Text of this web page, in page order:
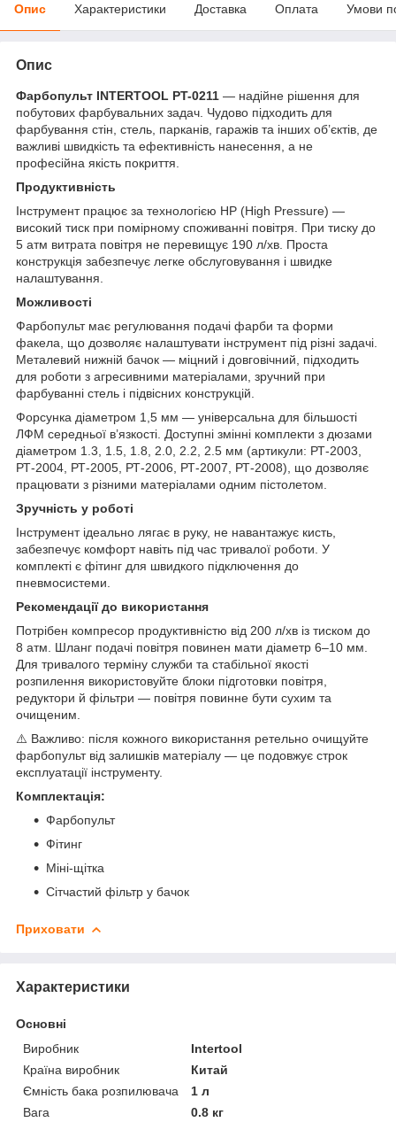
Опис Характеристики Доставка Оплата Умови
Опис
Фарбопульт INTERTOOL PT-0211 — надійне рішення для
побутових фарбувальних задач. Чудово підходить для
фарбування стін, стель, парканів, гаражів та інших об’єктів, де
важливі швидкість та ефективність нанесення, а не
професійна якість покриття.
Продуктивність
Інструмент працює за технологією HP (High Pressure) —
високий тиск при помірному споживанні повітря. При тиску до
5 атм витрата повітря не перевищує 190 л/хв. Проста
конструкція забезпечує легке обслуговування і швидке
налаштування.
Можливості
Фарбопульт має регулювання подачі фарби та форми
факела, що дозволяє налаштувати інструмент під різні задачі.
Металевий нижній бачок — міцний і довговічний, підходить
для роботи з агресивними матеріалами, зручний при
фарбуванні стель і підвісних конструкцій.
Форсунка діаметром 1,5 мм — універсальна для більшості
ЛФМ середньої в’язкості. Доступні змінні комплекти з дюзами
діаметром 1.3, 1.5, 1.8, 2.0, 2.2, 2.5 мм (артикули: РТ-2003,
РТ-2004, РТ-2005, РТ-2006, РТ-2007, РТ-2008), що дозволяє
працювати з різними матеріалами одним пістолетом.
Зручність у роботі
Інструмент ідеально лягає в руку, не навантажує кисть,
забезпечує комфорт навіть під час тривалої роботи. У
комплекті є фітинг для швидкого підключення до
пневмосистеми.
Рекомендації до використання
Потрібен компресор продуктивністю від 200 л/хв із тиском до
8 атм. Шланг подачі повітря повинен мати діаметр 6–10 мм.
Для тривалого терміну служби та стабільної якості
розпилення використовуйте блоки підготовки повітря,
редуктори й фільтри — повітря повинне бути сухим та
очищеним.
⚠️ Важливо: після кожного використання ретельно очищуйте
фарбопульт від залишків матеріалу — це подовжує строк
експлуатації інструменту.
Комплектація:
Фарбопульт
Фітинг
Міні-щітка
Сітчастий фільтр у бачок
Приховати
Характеристики
Основні
Виробник
Intertool
Країна виробник
Китай
Ємність бака розпилювача
1 л
Вага
0.8 кг